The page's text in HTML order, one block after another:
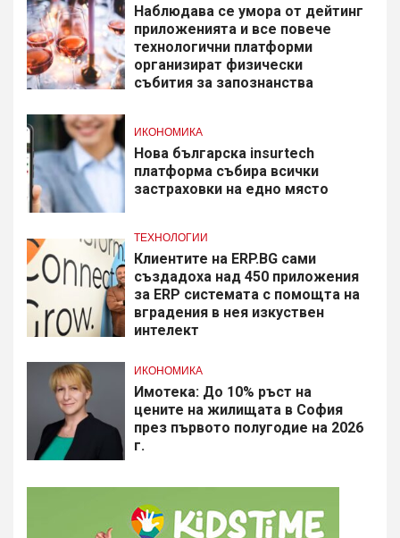
Наблюдава се умора от дейтинг
приложенията и все повече
технологични платформи
организират физически
събития за запознанства
ИКОНОМИКА
Нова българска insurtech
платформа събира всички
застраховки на едно място
ТЕХНОЛОГИИ
Клиентите на ERP.BG сами
създадоха над 450 приложения
за ERP системата с помощта на
вградения в нея изкуствен
интелект
ИКОНОМИКА
Имотека: До 10% ръст на
цените на жилищата в София
през първото полугодие на 2026
г.